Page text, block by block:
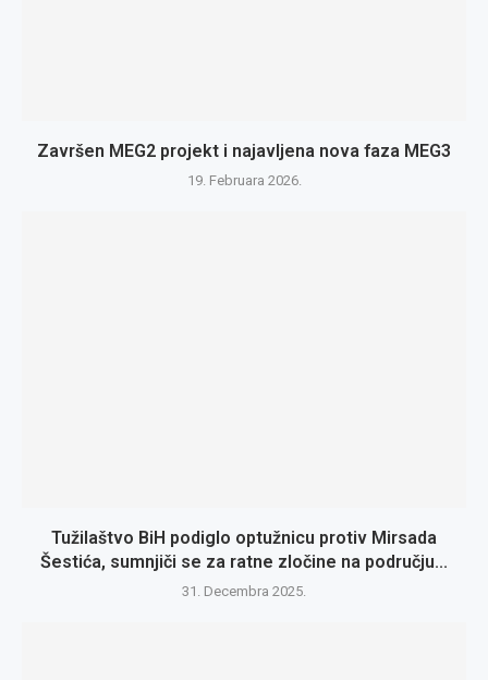
Završen MEG2 projekt i najavljena nova faza MEG3
19. Februara 2026.
Tužilaštvo BiH podiglo optužnicu protiv Mirsada
Šestića, sumnjiči se za ratne zločine na području...
31. Decembra 2025.